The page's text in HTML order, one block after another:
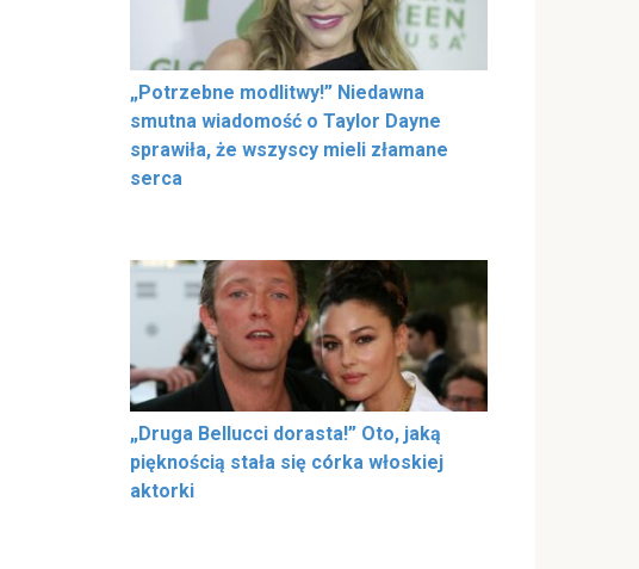
„Potrzebne modlitwy!” Niedawna
smutna wiadomość o Taylor Dayne
sprawiła, że wszyscy mieli złamane
serca
„Druga Bellucci dorasta!” Oto, jaką
pięknością stała się córka włoskiej
aktorki